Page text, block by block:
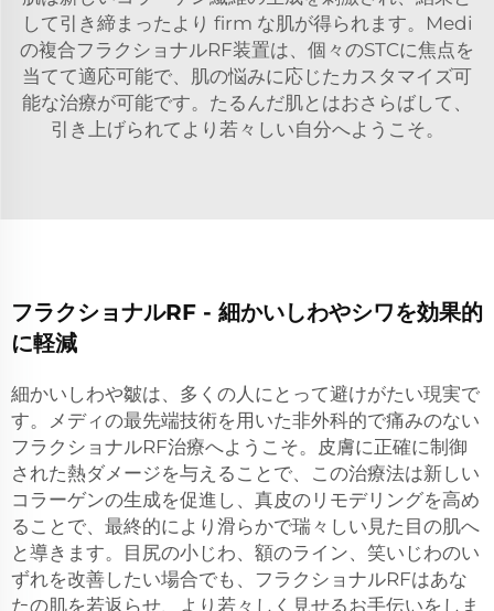
して引き締まったより firm な肌が得られます。Medi
の複合フラクショナルRF装置は、個々のSTCに焦点を
当てて適応可能で、肌の悩みに応じたカスタマイズ可
能な治療が可能です。たるんだ肌とはおさらばして、
引き上げられてより若々しい自分へようこそ。
フラクショナルRF - 細かいしわやシワを効果的
に軽減
細かいしわや皺は、多くの人にとって避けがたい現実で
す。メディの最先端技術を用いた非外科的で痛みのない
フラクショナルRF治療へようこそ。皮膚に正確に制御
された熱ダメージを与えることで、この治療法は新しい
コラーゲンの生成を促進し、真皮のリモデリングを高め
ることで、最終的により滑らかで瑞々しい見た目の肌へ
と導きます。目尻の小じわ、額のライン、笑いじわのい
ずれを改善したい場合でも、フラクショナルRFはあな
たの肌を若返らせ、より若々しく見せるお手伝いをしま